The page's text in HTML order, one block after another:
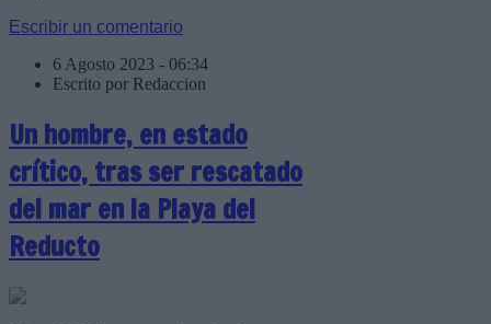
Escribir un comentario
6 Agosto 2023 - 06:34
Escrito por Redaccion
Un hombre, en estado
crítico, tras ser rescatado
del mar en la Playa del
Reducto